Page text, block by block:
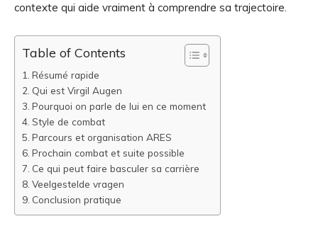
contexte qui aide vraiment à comprendre sa trajectoire.
Table of Contents
Résumé rapide
Qui est Virgil Augen
Pourquoi on parle de lui en ce moment
Style de combat
Parcours et organisation ARES
Prochain combat et suite possible
Ce qui peut faire basculer sa carrière
Veelgestelde vragen
Conclusion pratique